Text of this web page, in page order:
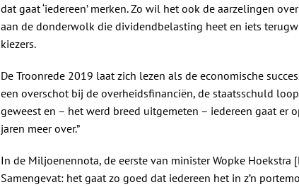
dat gaat ‘iedereen’ merken. Zo wil het ook de aarzelingen
aan de donderwolk die dividendbelasting heet en iets
kiezers.
De Troonrede 2019 laat zich lezen als de economische
een overschot bij de overheidsfinanciën, de staatsschuld
geweest en – het werd breed uitgemeten – iedereen gaat er
jaren meer over.”
In de Miljoenennota, de eerste van minister Wopke
Samengevat: het gaat zo goed dat iedereen het in z’n